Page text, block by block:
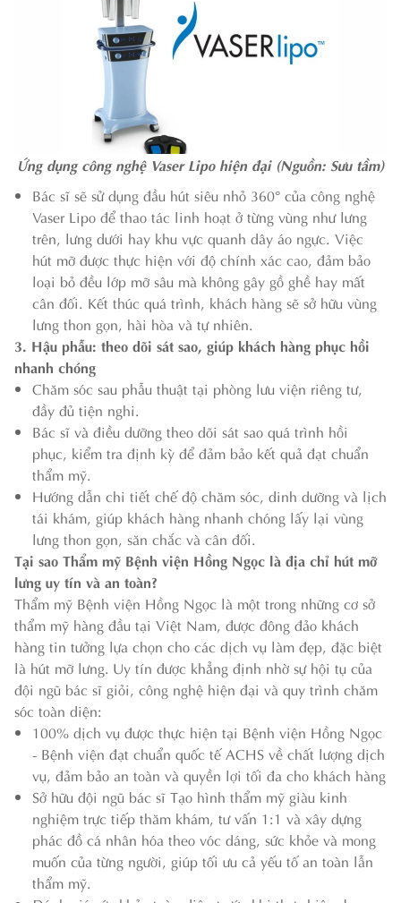
Ứng dụng công nghệ Vaser Lipo hiện đại (Nguồn: Sưu tầm)
Bác sĩ sẽ sử dụng đầu hút siêu nhỏ 360° của công nghệ
Vaser Lipo để thao tác linh hoạt ở từng vùng như lưng
trên, lưng dưới hay khu vực quanh dây áo ngực. Việc
hút mỡ được thực hiện với độ chính xác cao, đảm bảo
loại bỏ đều lớp mỡ sâu mà không gây gồ ghề hay mất
cân đối. Kết thúc quá trình, khách hàng sẽ sở hữu vùng
lưng thon gọn, hài hòa và tự nhiên.
3. Hậu phẫu: theo dõi sát sao, giúp khách hàng phục hồi
nhanh chóng
Chăm sóc sau phẫu thuật tại phòng lưu viện riêng tư,
đầy đủ tiện nghi.
Bác sĩ và điều dưỡng theo dõi sát sao quá trình hồi
phục, kiểm tra định kỳ để đảm bảo kết quả đạt chuẩn
thẩm mỹ.
Hướng dẫn chi tiết chế độ chăm sóc, dinh dưỡng và lịch
tái khám, giúp khách hàng nhanh chóng lấy lại vùng
lưng thon gọn, săn chắc và cân đối.
Tại sao Thẩm mỹ Bệnh viện Hồng Ngọc là địa chỉ hút mỡ
lưng uy tín và an toàn?
Thẩm mỹ Bệnh viện Hồng Ngọc là một trong những cơ sở
thẩm mỹ hàng đầu tại Việt Nam, được đông đảo khách
hàng tin tưởng lựa chọn cho các dịch vụ làm đẹp, đặc biệt
là hút mỡ lưng. Uy tín được khẳng định nhờ sự hội tụ của
đội ngũ bác sĩ giỏi, công nghệ hiện đại và quy trình chăm
sóc toàn diện:
100% dịch vụ được thực hiện tại Bệnh viện Hồng Ngọc
- Bệnh viện đạt chuẩn quốc tế ACHS về chất lượng dịch
vụ, đảm bảo an toàn và quyền lợi tối đa cho khách hàng
Sở hữu đội ngũ bác sĩ Tạo hình thẩm mỹ giàu kinh
nghiệm trực tiếp thăm khám, tư vấn 1:1 và xây dựng
phác đồ cá nhân hóa theo vóc dáng, sức khỏe và mong
muốn của từng người, giúp tối ưu cả yếu tố an toàn lẫn
thẩm mỹ.